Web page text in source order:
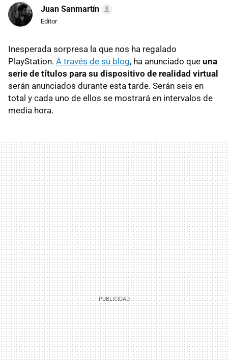
Juan Sanmartín
Editor
Inesperada sorpresa la que nos ha regalado
PlayStation. A través de su blog, ha anunciado que una
serie de títulos para su dispositivo de realidad virtual
serán anunciados durante esta tarde. Serán seis en
total y cada uno de ellos se mostrará en intervalos de
media hora.